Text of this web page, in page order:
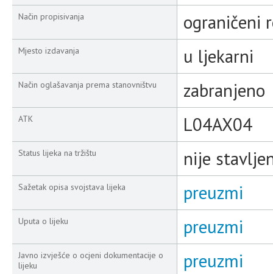
Način propisivanja ograničeni
Mjesto izdavanja u ljekarni
Način oglašavanja prema stanovništvu zabranjeno
ATK L04AX04
Status lijeka na tržištu nije
Sažetak opisa svojstava lijeka preuzmi
Uputa o lijeku preuzmi
Javno izvješće o ocjeni dokumentacije o
lijeku
preuzmi